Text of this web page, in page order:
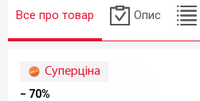
Все про товар Опис
Суперціна
− 70%